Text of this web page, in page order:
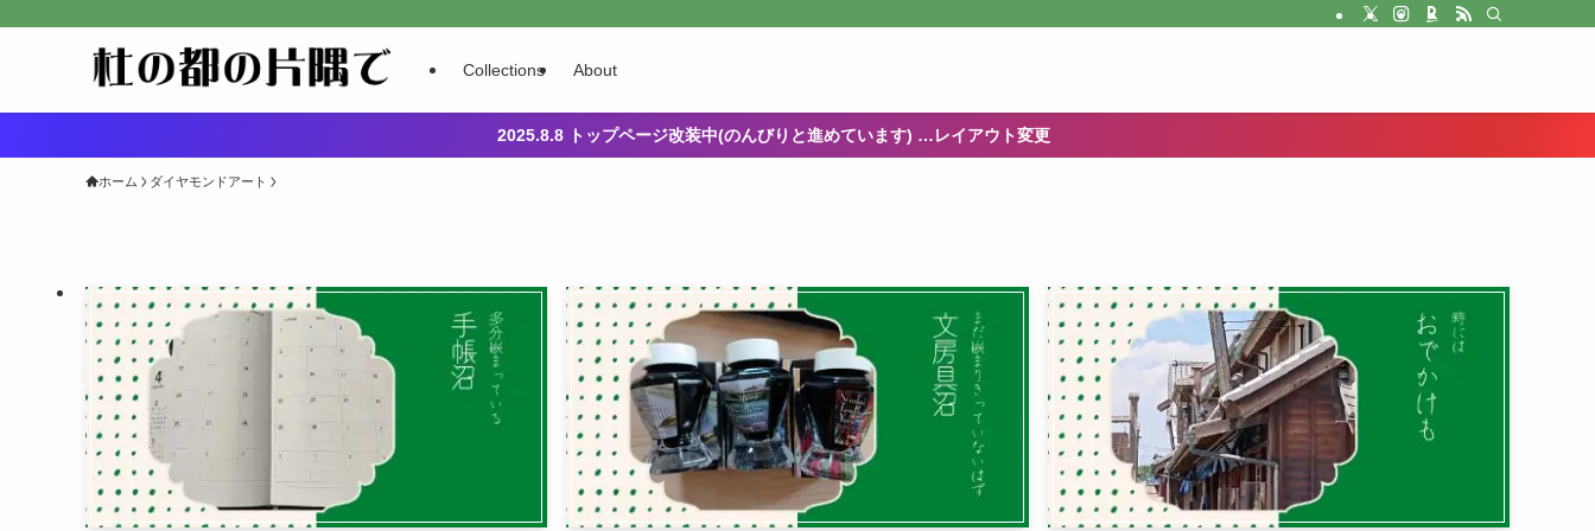
Collections About
2025.8.8 トップページ改装中(のんびりと進めています) …レイアウト変更
ホーム ダイヤモンドアート